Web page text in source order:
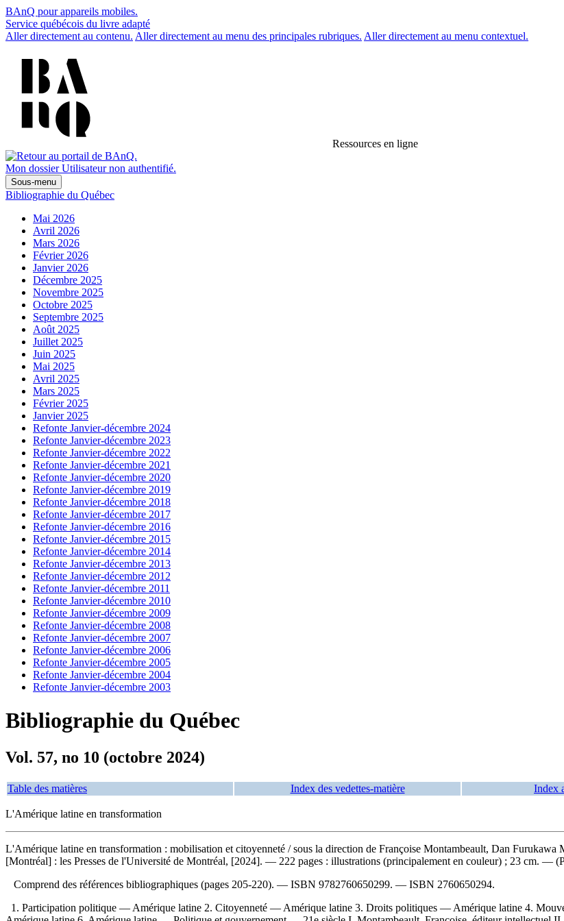
BAnQ pour appareils mobiles.
Service québécois du livre adapté
Aller directement au contenu. Aller directement au menu des principales rubriques. Aller directement au menu contextuel.
Ressources en ligne
Mon dossier Utilisateur non authentifié.
Sous-menu
Bibliographie du Québec
Mai 2026
Avril 2026
Mars 2026
Février 2026
Janvier 2026
Décembre 2025
Novembre 2025
Octobre 2025
Septembre 2025
Août 2025
Juillet 2025
Juin 2025
Mai 2025
Avril 2025
Mars 2025
Février 2025
Janvier 2025
Refonte Janvier-décembre 2024
Refonte Janvier-décembre 2023
Refonte Janvier-décembre 2022
Refonte Janvier-décembre 2021
Refonte Janvier-décembre 2020
Refonte Janvier-décembre 2019
Refonte Janvier-décembre 2018
Refonte Janvier-décembre 2017
Refonte Janvier-décembre 2016
Refonte Janvier-décembre 2015
Refonte Janvier-décembre 2014
Refonte Janvier-décembre 2013
Refonte Janvier-décembre 2012
Refonte Janvier-décembre 2011
Refonte Janvier-décembre 2010
Refonte Janvier-décembre 2009
Refonte Janvier-décembre 2008
Refonte Janvier-décembre 2007
Refonte Janvier-décembre 2006
Refonte Janvier-décembre 2005
Refonte Janvier-décembre 2004
Refonte Janvier-décembre 2003
Bibliographie du Québec
Vol. 57, no 10 (octobre 2024)
Table des matières Index des vedettes-matière Index
L'Amérique latine en transformation
L'Amérique latine en transformation : mobilisation et citoyenneté / sous la direction de Françoise Montambeault, Dan
[Montréal] : les Presses de l'Université de Montréal, [2024]. — 222 pages : illustrations (principalement en couleur) ; 23 cm. —
Comprend des références bibliographiques (pages 205-220). — ISBN 9782760650299. — ISBN 2760650294.
1. Participation politique — Amérique latine 2. Citoyenneté — Amérique latine 3. Droits politiques — Amérique latine 4.